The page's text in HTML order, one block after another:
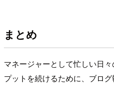
まとめ
マネージャーとして忙しい日
プットを続けるために、ブロ